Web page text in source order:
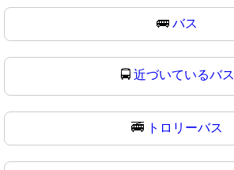
🚌 バス
🚍 近づいているバス
🚎 トロリーバス